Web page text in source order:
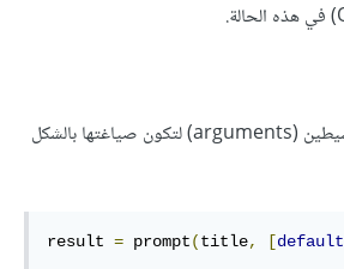
وسيطين (arguments) لتكون صياغتها بالشكل
result = prompt(title, [default